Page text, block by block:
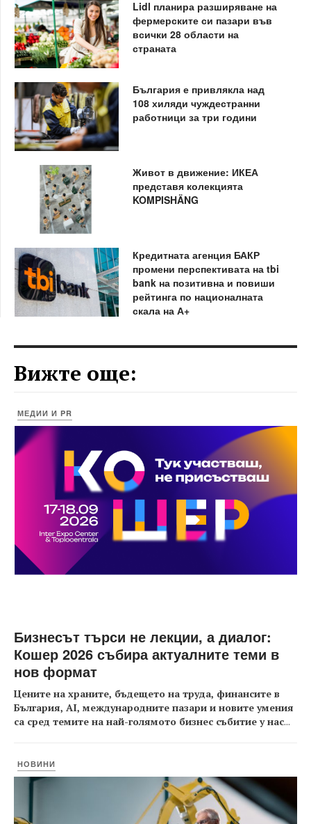
Lidl планира разширяване на
фермерските си пазари във
всички 28 области на
страната
България е привлякла над
108 хиляди чуждестранни
работници за три години
Живот в движение: ИКЕА
представя колекцията
KOMPISHÄNG
Кредитната агенция БАКР
промени перспективата на tbi
bank на позитивна и повиши
рейтинга по националната
скала на А+
Вижте още:
МЕДИИ И PR
Бизнесът търси не лекции, а диалог:
Кошер 2026 събира актуалните теми в
нов формат
Цените на храните, бъдещето на труда, финансите в
България, AI, международните пазари и новите умения
са сред темите на най-голямото бизнес събитие у нас...
НОВИНИ